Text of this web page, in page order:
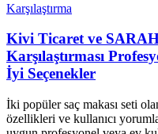
Karşılaştırma
Kivi Ticaret ve
Karşılaştırması
İyi Seçenekler
İki popüler saç makası seti
özellikleri ve kullanıcı